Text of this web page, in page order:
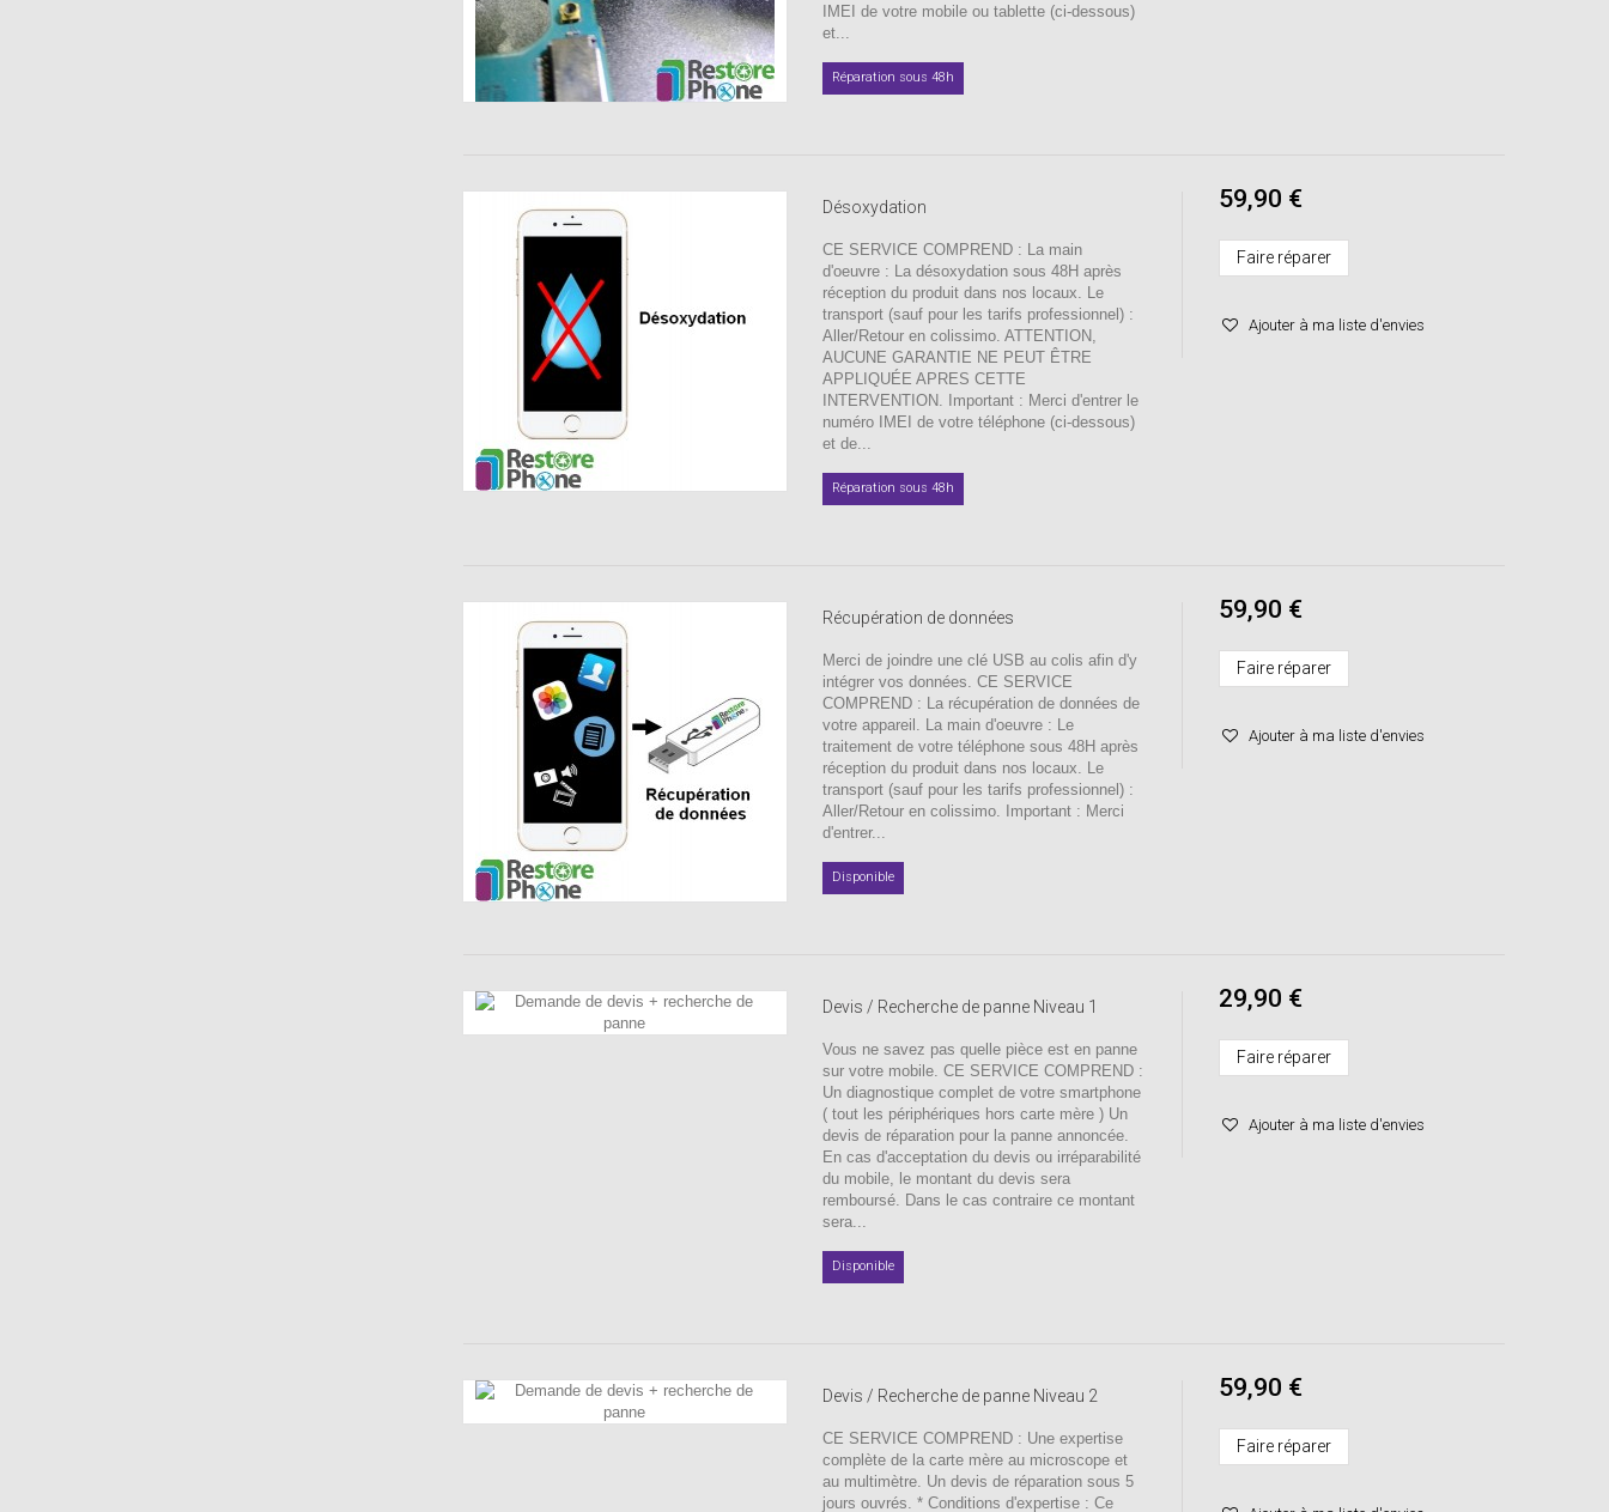
IMEI de votre mobile ou tablette (ci-dessous)
et...
Réparation sous 48h
Désoxydation
CE SERVICE COMPREND : La main
d'oeuvre : La désoxydation sous 48H après
réception du produit dans nos locaux. Le
transport (sauf pour les tarifs professionnel) :
Aller/Retour en colissimo. ATTENTION,
AUCUNE GARANTIE NE PEUT ÊTRE
APPLIQUÉE APRES CETTE
INTERVENTION. Important : Merci d'entrer le
numéro IMEI de votre téléphone (ci-dessous)
et de...
Réparation sous 48h
59,90 €
Faire réparer
Ajouter à ma liste d'envies
Récupération de données
Merci de joindre une clé USB au colis afin d'y
intégrer vos données. CE SERVICE
COMPREND : La récupération de données de
votre appareil. La main d'oeuvre : Le
traitement de votre téléphone sous 48H après
réception du produit dans nos locaux. Le
transport (sauf pour les tarifs professionnel) :
Aller/Retour en colissimo. Important : Merci
d'entrer...
Disponible
59,90 €
Faire réparer
Ajouter à ma liste d'envies
Devis / Recherche de panne Niveau 1
Vous ne savez pas quelle pièce est en panne
sur votre mobile. CE SERVICE COMPREND :
Un diagnostique complet de votre smartphone
( tout les périphériques hors carte mère ) Un
devis de réparation pour la panne annoncée.
En cas d'acceptation du devis ou irréparabilité
du mobile, le montant du devis sera
remboursé. Dans le cas contraire ce montant
sera...
Disponible
29,90 €
Faire réparer
Ajouter à ma liste d'envies
Devis / Recherche de panne Niveau 2
CE SERVICE COMPREND : Une expertise
complète de la carte mère au microscope et
au multimètre. Un devis de réparation sous 5
jours ouvrés. * Conditions d'expertise : Ce
59,90 €
Faire réparer